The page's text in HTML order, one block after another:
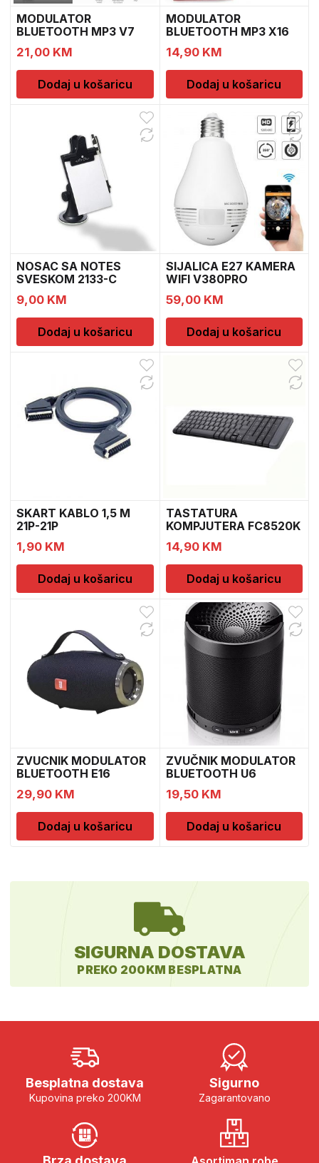
MODULATOR
BLUETOOTH MP3 V7
12V
21,00 KM
Dodaj u košaricu
MODULATOR
BLUETOOTH MP3 X16
12V
14,90 KM
Dodaj u košaricu
NOSAC SA NOTES
SVESKOM 2133-C
9,00 KM
Dodaj u košaricu
SIJALICA E27 KAMERA
WIFI V380PRO
59,00 KM
Dodaj u košaricu
SKART KABLO 1,5 M
21P-21P
1,90 KM
Dodaj u košaricu
TASTATURA
KOMPJUTERA FC8520K
14,90 KM
Dodaj u košaricu
ZVUCNIK MODULATOR
BLUETOOTH E16
29,90 KM
Dodaj u košaricu
ZVUČNIK MODULATOR
BLUETOOTH U6
19,50 KM
Dodaj u košaricu
SIGURNA DOSTAVA
PREKO 200KM BESPLATNA
Besplatna dostava
Kupovina preko 200KM
Sigurno
Zagarantovano